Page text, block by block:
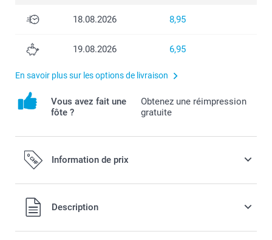
18.08.2026 8,95
19.08.2026 6,95
En savoir plus sur les options de livraison
Vous avez fait une
fôte ?
Obtenez une réimpression
gratuite
Information de prix
Tous les prix sont en francs suisses (CHF), TVA incluse et
hors frais de port.
Description